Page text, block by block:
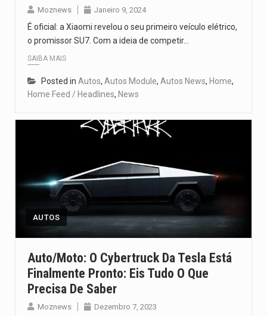
Moznews Janeiro 9, 2024
É oficial: a Xiaomi revelou o seu primeiro veículo elétrico,
o promissor SU7. Com a ideia de competir…
SAIBA MAIS
Posted in Autos, Autos Module, Autos News, Home,
Home Feed / Headlines, News
AUTOS
Auto/moto: O Cybertruck Da Tesla Está
Finalmente Pronto: Eis Tudo O Que
Precisa De Saber
Moznews Dezembro 7, 2023